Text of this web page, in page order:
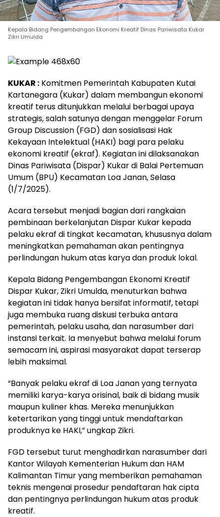
Kepala Bidang Pengembangan Ekonomi Kreatif Dinas Pariwisata Kukar
Zikri Umulda
KUKAR : Komitmen Pemerintah Kabupaten Kutai
Kartanegara (Kukar) dalam membangun ekonomi
kreatif terus ditunjukkan melalui berbagai upaya
strategis, salah satunya dengan menggelar Forum
Group Discussion (FGD) dan sosialisasi Hak
Kekayaan Intelektual (HAKI) bagi para pelaku
ekonomi kreatif (ekraf). Kegiatan ini dilaksanakan
Dinas Pariwisata (Dispar) Kukar di Balai Pertemuan
Umum (BPU) Kecamatan Loa Janan, Selasa
(1/7/2025).
Acara tersebut menjadi bagian dari rangkaian
pembinaan berkelanjutan Dispar Kukar kepada
pelaku ekraf di tingkat kecamatan, khususnya dalam
meningkatkan pemahaman akan pentingnya
perlindungan hukum atas karya dan produk lokal.
Kepala Bidang Pengembangan Ekonomi Kreatif
Dispar Kukar, Zikri Umulda, menuturkan bahwa
kegiatan ini tidak hanya bersifat informatif, tetapi
juga membuka ruang diskusi terbuka antara
pemerintah, pelaku usaha, dan narasumber dari
instansi terkait. Ia menyebut bahwa melalui forum
semacam ini, aspirasi masyarakat dapat terserap
lebih maksimal.
“Banyak pelaku ekraf di Loa Janan yang ternyata
memiliki karya-karya orisinal, baik di bidang musik
maupun kuliner khas. Mereka menunjukkan
ketertarikan yang tinggi untuk mendaftarkan
produknya ke HAKI,” ungkap Zikri.
FGD tersebut turut menghadirkan narasumber dari
Kantor Wilayah Kementerian Hukum dan HAM
Kalimantan Timur yang memberikan pemahaman
teknis mengenai prosedur pendaftaran hak cipta
dan pentingnya perlindungan hukum atas produk
kreatif.